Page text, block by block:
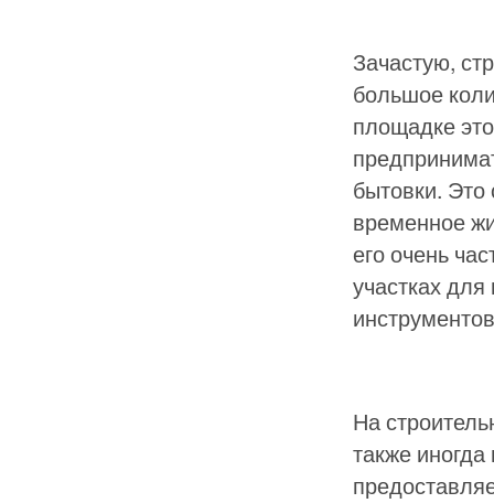
Зачастую,
большое
площадке
бытовки. Это
временное
его очень
участках
На
также